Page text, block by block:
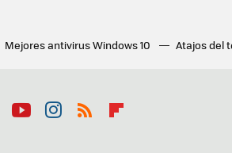
Mejores antivirus Windows 10 Atajos del